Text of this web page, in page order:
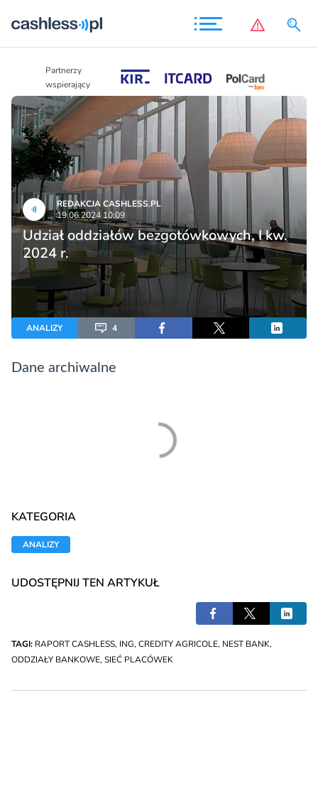
Partnerzy
wspierający
REDAKCJA CASHLESS.PL
19.06.2024 10:09
Udział oddziałów bezgotówkowych, I kw.
2024 r.
ANALIZY 4
Dane archiwalne
KATEGORIA
ANALIZY
UDOSTĘPNIJ TEN ARTYKUŁ
TAGI: RAPORT CASHLESS, ING, CREDITY AGRICOLE, NEST BANK,
ODDZIAŁY BANKOWE, SIEĆ PLACÓWEK